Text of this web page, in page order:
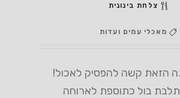
צלחת בינונית
מאכלי עמים ועדות
הזאת קשה להפסיק לאכול!
בול כתוספת לארוחה